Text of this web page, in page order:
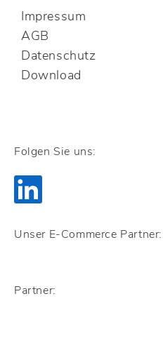
Impressum
AGB
Datenschutz
Download
Folgen Sie uns:
Unser E-Commerce Partner:
Partner: